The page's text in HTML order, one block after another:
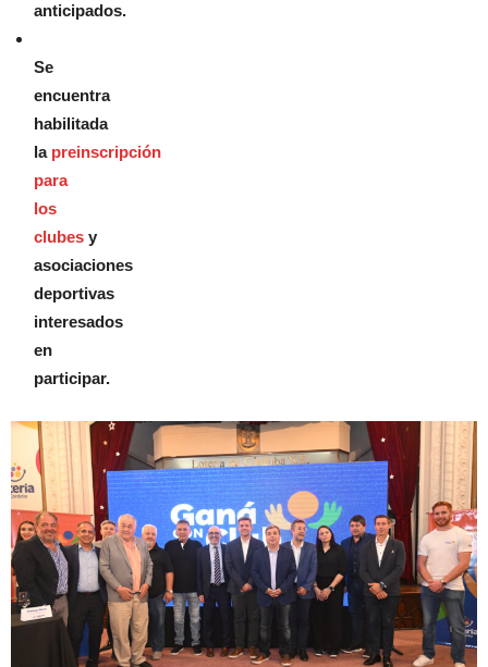
anticipados.
Se
encuentra
habilitada
lapreinscripción
para
los
clubes y
asociaciones
deportivas
interesados
en
participar.